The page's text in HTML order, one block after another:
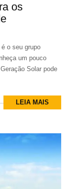
os
o seu grupo
um pouco
Solar pode
LEIA MAIS